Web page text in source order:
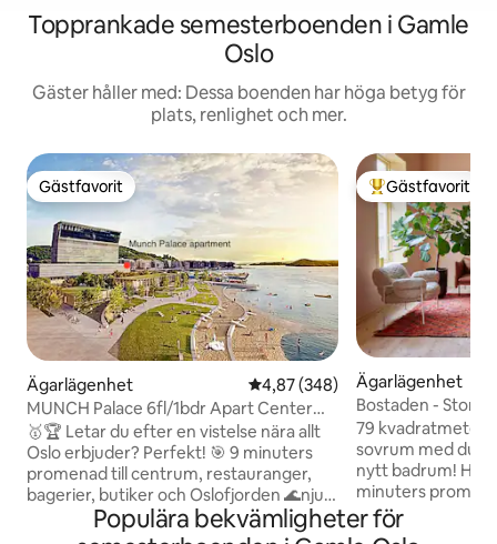
Topprankade semesterboenden i Gamle
Oslo
Gäster håller med: Dessa boenden har höga betyg för
plats, renlighet och mer.
Gästfavorit
Gästfavorit
Ägarlägenhet 4,87 av 5 i genomsnittligt
4,87 (348)
MUNCH Palace 6fl/1bdr Apart Center
BalkongTerrass
🥇🏆 Letar du efter en vistelse nära allt
Oslo erbjuder? Perfekt! 🎯 9 minuters
promenad till centrum, restauranger,
bagerier, butiker och Oslofjorden 🌊njut
av det bästa av Oslo utanför dörren. 🗿
Bredvid Operahuset och Munchmuseet,
Populär
Gästfavorit
Ägarlägenhet
Bostaden - Stor
centrala Oslo
79 kvadratmeter
sovrum med
nytt badrum!
minuters
Operan /
genomtänkt
Populära bekvämligheter för